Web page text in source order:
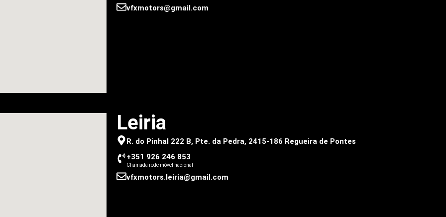
vfxmotors@gmail.com
Leiria
R. do Pinhal 222 B, Pte. da Pedra, 2415-186 Regueira de Pontes
+351 926 246 853
Chamada rede móvel nacional
vfxmotors.leiria@gmail.com